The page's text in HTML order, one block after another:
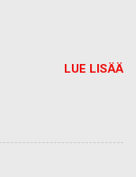
LUE LISÄÄ